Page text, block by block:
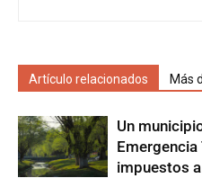
Artículo relacionados Más
Un
impuestos